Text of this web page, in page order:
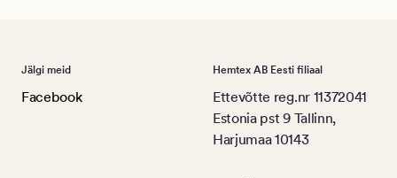
Jälgi meid
Facebook
Hemtex AB Eesti filiaal
Ettevõtte reg.nr 11372041
Estonia pst 9 Tallinn,
Harjumaa 10143